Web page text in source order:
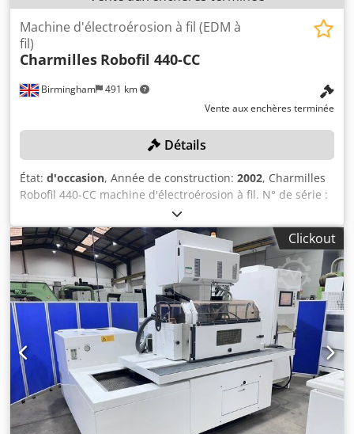
Birmingham 491 km
Machine d'électroérosion à fil (EDM à
fil)
Charmilles Robofil 440-CC
Vente aux enchères terminée
Détails
État: d'occasion, Année de construction: 2002, Charmilles
Robofil 440-CC machine d'électroérosion à fil. N° de série :
931081 (2002). Pays d'origine : Suisse Veuillez noter : ce lot
a été démonté et sécurisé professionnellement pour le
transport Emplacement : Ce lot est situé à Birmingham,
Royaume-Uni. Des frais de £550 pour la dépose et le
chargement sur un moyen de transport adapté seront
ajoutés automatiquement à votre facture en cas d'achat.
Les coûts de calage et de sécurisation seront à la charge
de l'acheteur. Dkjdpfjznkk Tox Ab Eer
Clickout